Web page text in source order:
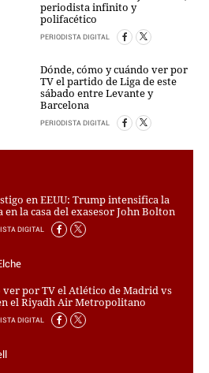
en EEUU: Trump intensifica la
la casa del exasesor John Bolton
DIGITAL
ver por TV el Atlético de Madrid vs
el Riyadh Air Metropolitano
DIGITAL
periodista infinito y
polifacético
PERIODISTA DIGITAL
Dónde, cómo y cuándo ver por
TV el partido de Liga de este
sábado entre Levante y
Barcelona
PERIODISTA DIGITAL